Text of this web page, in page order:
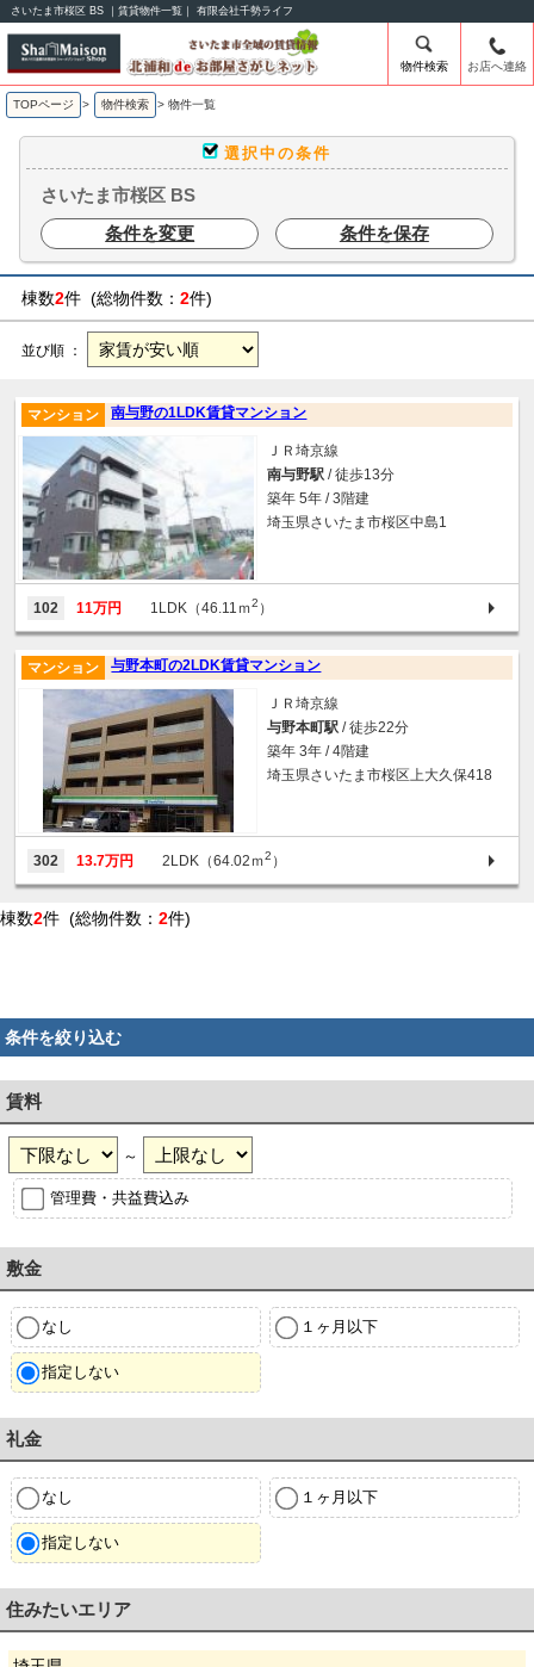
さいたま市桜区 BS ｜賃貸物件一覧｜ 有限会社千勢ライフ
物件検索 お店へ連絡
TOPページ > 物件検索 > 物件一覧
選択中の条件
さいたま市桜区 BS
条件を変更
条件を保存
棟数2件 (総物件数： 2件)
並び順 ：
南与野の1LDK賃貸マンション
マンション
ＪＲ埼京線
南与野駅 / 徒歩13分
築年 5年 / 3階建
埼玉県さいたま市桜区中島1
102 11万円 1LDK（46.11ｍ2 ）
与野本町の2LDK賃貸マンション
マンション
ＪＲ埼京線
与野本町駅 / 徒歩22分
築年 3年 / 4階建
埼玉県さいたま市桜区上大久保418
302 13.7万円 2LDK（64.02ｍ2 ）
棟数2件 (総物件数： 2件)
条件を絞り込む
賃料
～
管理費・共益費込み
敷金
なし １ヶ月以下
指定しない
礼金
なし １ヶ月以下
指定しない
住みたいエリア